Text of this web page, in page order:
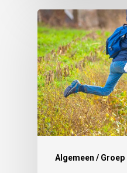
Algemeen / Groep